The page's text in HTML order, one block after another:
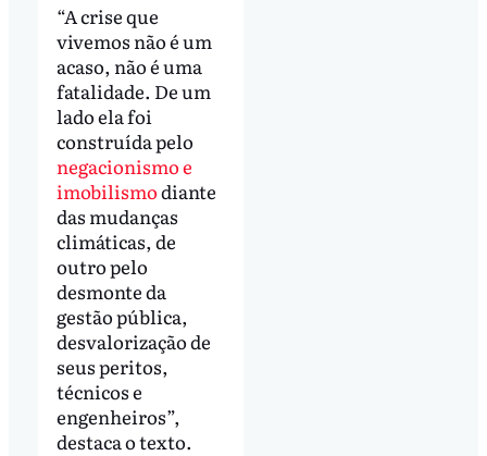
“A crise que
vivemos não é um
acaso, não é uma
fatalidade. De um
lado ela foi
construída pelo
negacionismo e
imobilismodiante
das mudanças
climáticas, de
outro pelo
desmonte da
gestão pública,
desvalorização de
seus peritos,
técnicos e
engenheiros”,
destaca o texto.